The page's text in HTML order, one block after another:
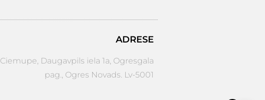
ADRESE
Ciemupe, Daugavpils iela 1a, Ogresgala
pag., Ogres Novads. Lv-5001